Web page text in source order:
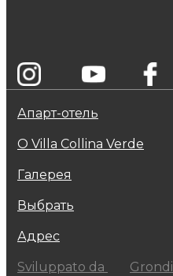
Апарт-отель
О Villa Collina Verde
Галерея
Выбрать
Адрес
Sviluppato da Grondi